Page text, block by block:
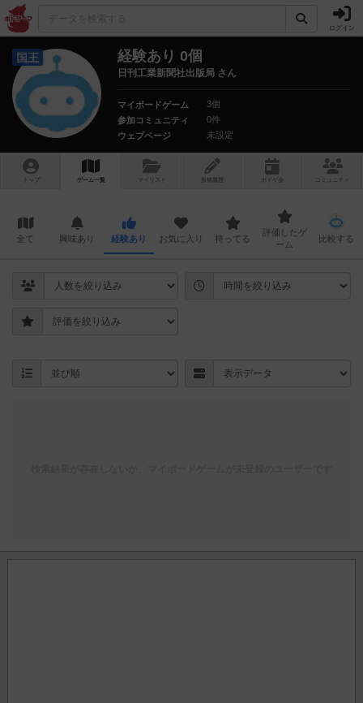
ログイン
国王 経験あり 0個
日刊工業新聞社出版局 さん
マイボードゲーム
3個
参加コミュニティ
0件
ウェブページ
未設定
トップ ゲーム一覧 マイリスト 投稿履歴 ボ ドゲ コミュニティ
全て 興味あり 経験あり お気に入り 持ってる
評価したゲ
ーム
比較する